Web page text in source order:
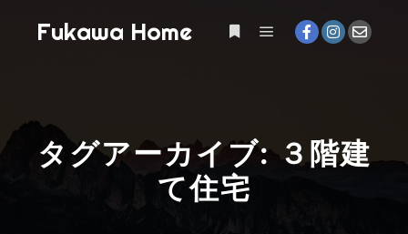
Fukawa Home
タグアーカイブ: ３階建
て住宅